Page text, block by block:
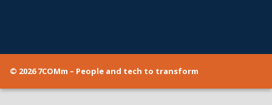
© 2026 7COMm – People and tech to transform